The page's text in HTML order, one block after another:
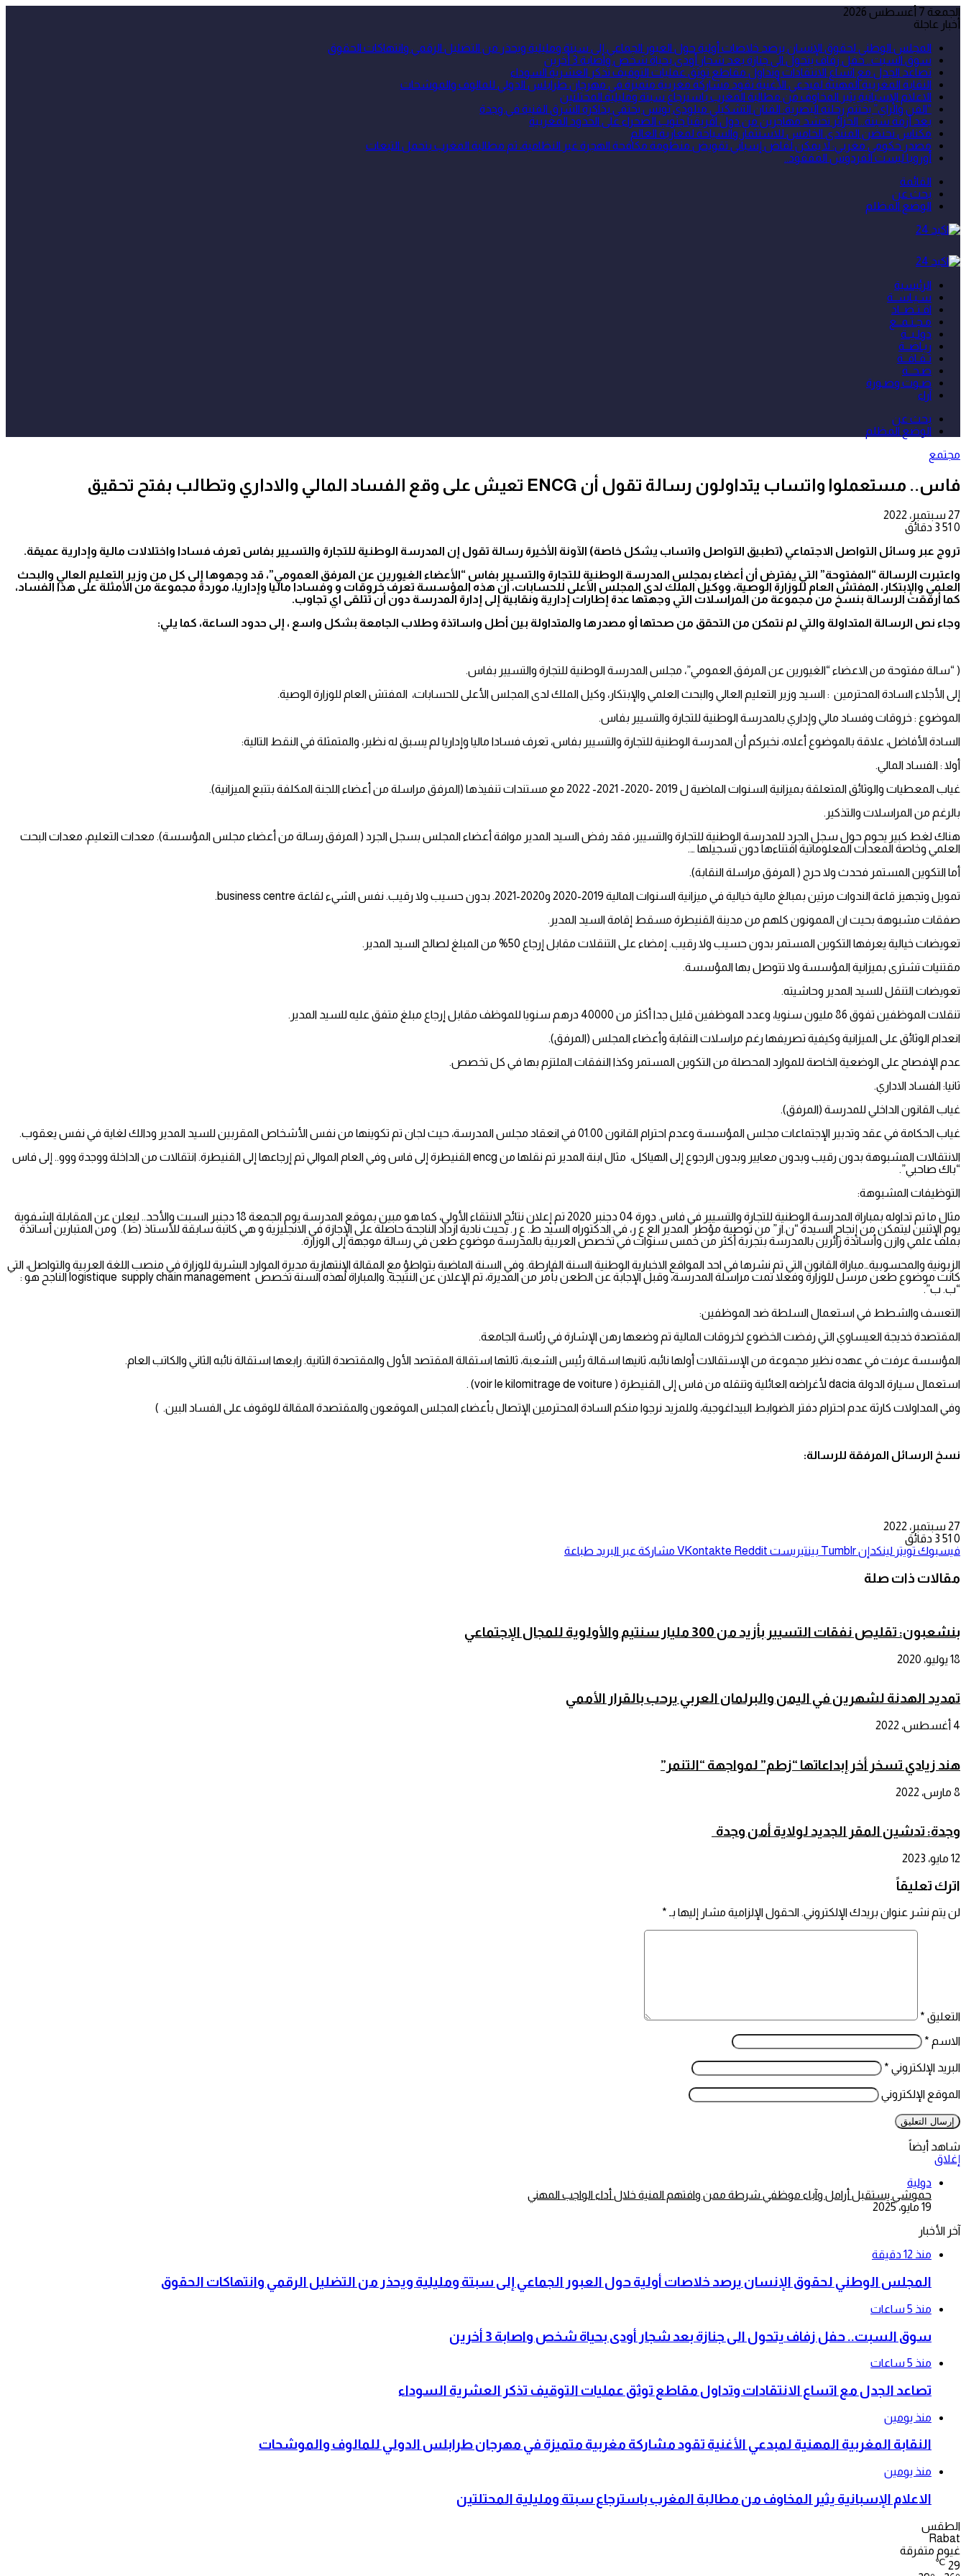
الجمعة 7 أغسطس 2026
أخبار عاجلة
المجلس الوطني لحقوق الإنسان يرصد خلاصات أولية حول العبور الجماعي إلى سبتة ومليلية ويحذر من التضليل الرقمي وانتهاكات الحقوق
سوق السبت.. حفل زفاف يتحول الى جنازة بعد شجار أودى بحياة شخص واصابة 3 أخرين
تصاعد الجدل مع اتساع الانتقادات وتداول مقاطع توثق عمليات التوقيف تذكر العشرية السوداء
النقابة المغربية المهنية لمبدعي الأغنية تقود مشاركة مغربية متميزة في مهرجان طرابلس الدولي للمالوف والموشحات
الاعلام الإسبانية يثير المخاوف من مطالبة المغرب باسترجاع سبتة ومليلية المحتلتين
“الفن والراي” يختتم رحلته البصرية: الفنان التشكيلي ميلودي يونس يحتفي بذاكرة الشرق الفنية في وجدة
بعد أزمة سبتة.. الجزائر تحشد مهاجرين من دول افريقيا جنوب الصحراء على الحدود المغربية
مكناس تحتضن المنتدى الخامس للاستثمار والسياحة لمغاربة العالم
مصدر حكومي مغربي: لا يمكن لقاض إسباني تقويض منظومة مكافحة الهجرة غير النظامية، ثم مطالبة المغرب بتحمل التبعات
أوروبا ليست الفردوس المفقود..
القائمة
بحث عن
الوضع المظلم
الرئيسية
سـيـاســة
اقـتـصــاد
مـجـتـمــع
دولـيــة
ريـاضــة
ثـقـافــة
صـحــة
صـوت وصـورة
آراء
بحث عن
الوضع المظلم
مجتمع
فاس.. مستعملوا واتساب يتداولون رسالة تقول أن ENCG تعيش على وقع الفساد المالي والاداري وتطالب بفتح تحقيق
27 سبتمبر، 2022
0
3 دقائق
تروج عبر وسائل التواصل الاجتماعي (تطبيق التواصل واتساب يشكل خاصة) الآونة الأخيرة رسالة تقول إن المدرسة الوطنية للتجارة والتسيير بفاس تعرف فسادا واختلالات مالية وإدارية عميقة.
واعتبرت الرسالة “المفتوحة” التي يفترض أن أعضاء بمجلس المدرسة الوطنية للتجارة والتسيير بفاس “الأعضاء الغيورين عن المرفق العمومي”، قد وجهوها إلى كل من وزير التعليم العالي والبحث
العلمي والإبتكار، المفتش العام للوزارة الوصية، ووكيل الملك لدى المجلس الأعلى للحسابات، أن هذه المؤسسة تعرف خروقات و وفسادا ماليا وإداريا، موردة مجموعة من الأمثلة على هذا الفساد،
كما أرفقت الرسالة بنسخ من مجموعة من المراسلات التي وجهتها عدة إطارات إدارية ونقابية إلى إدارة المدرسة دون أن تتلقى اي تجاوب.
وجاء نص الرسالة المتداولة والتي لم نتمكن من التحقق من صحتها أو مصدرها والمتداولة بين أطل واساتذة وطلاب الجامعة بشكل واسع ، إلى حدود الساعة، كما يلي:
( “سالة مفتوحة من الاعضاء “الغيورين عن المرفق العمومي”، مجلس المدرسة الوطنية للتجارة والتسيير بفاس.
إلى الأجلاء السادة المحترمين : السيد وزير التعليم العالي والبحث العلمي والإبتكار، وكيل الملك لدى المجلس الأعلى للحسابات، المفتش العام للوزارة الوصية.
الموضوع : خروقات وفساد مالي وإداري بالمدرسة الوطنية للتجارة والتسيير بفاس.
السادة الأفاضل، علاقة بالموضوع أعلاه، نخبركم أن المدرسة الوطنية للتجارة والتسيير بفاس، تعرف فسادا ماليا وإداريا لم يسبق له نظير، والمتمثلة في النقط التالية:
أولا : الفساد المالي.
غياب المعطيات والوثائق المتعلقة بميزانية السنوات الماضية ل 2019 -2020- 2021- 2022 مع مستندات تنفيذها (المرفق مراسلة من أعضاء اللجنة المكلفة بتتبع الميزانية).
بالرغم من المراسلات والتذكير.
هناك لغط كبير يحوم حول سجل الجرد للمدرسة الوطنية للتجارة والتسيير، فقد رفض السيد المدير موافة أعضاء المجلس بسجل الجرد ( المرفق رسالة من أعضاء مجلس المؤسسة). معدات التعليم، معدات البحت
العلمي وخاصة المعدات المعلوماتية اقتناءها دون تسجيلها ….
أما التكوين المستمر فحدث ولا حرج ( المرفق مراسلة النقابة).
تمويل وتجهيز قاعة الندوات مرتين بمبالغ مالية خيالية في ميزانية السنوات المالية 2019-2020 و2020-2021. بدون حسيب ولا رقيب. نفس الشيء لقاعة business centre.
صفقات مشبوهة بحيت ان الممونون كلهم من مدينة القنيطرة مسقط إقامة السيد المدير.
تعويضات خيالية يعرفها التكوين المستمر بدون حسيب ولا رقيب. إمضاء على التنقلات مقابل إرجاع 50% من المبلغ لصالح السيد المدير.
مقتنيات تشترى بميزانية المؤسسة ولا تتوصل بها المؤسسة.
تعويضات التنقل للسيد المدير وحاشيته.
تنقلات الموظفين تفوق 86 مليون سنويا، وعدد الموظفين قليل جدا أكثر من 40000 درهم سنويا للموظف مقابل إرجاع مبلغ متفق عليه للسيد المدير.
انعدام الوثائق على الميزانية وكيفية تصريفها رغم مراسلات النقابة وأعضاء المجلس (المرفق).
عدم الإفصاح على الوضعية الخاصة للموارد المحصلة من التكوين المستمر وكذا النفقات الملتزم بها في كل تخصص.
ثانيا: الفساد الاداري.
غياب القانون الداخلي للمدرسة (المرفق).
غياب الحكامة في عقد وتدبير الإجتماعات مجلس المؤسسة وعدم احترام القانون 01.00 في انعقاد مجلس المدرسة، حيث لجان تم تكوينها من نفس الأشخاص المقربين للسيد المدير ودالك لغاية في نفس يعقوب.
الانتقالات المشبوهة بدون رقيب وبدون معايير وبدون الرجوع إلى الهياكل، مثال ابنة المدير تم نقلها من encg القنيطرة إلى فاس وفي العام الموالي تم إرجاعها إلى القنيطرة. انتقالات من الداخلة ووجدة ووو.. إلى فاس
“باك صاحبي”.
التوظيفات المشبوهة:
مثال ما تم تداوله بمباراة المدرسة الوطنية للتجارة والتسيير في فاس. دورة 04 دجنبر 2020 تم إعلان نتائج الانتقاء الأولي، كما هو مبين بموقع المدرسة يوم الجمعة 18 دجنبر السبت والأحد.. ليعلن عن المقابلة الشفوية
يوم الإثنين ليتمكن من إنجاح السيدة “ن.از” من توصية مؤطر المدير الع ع ر، في الدكتوراه السيد ط. ع ر. بحيث نادية ازداد الناجحة حاصلة على الإجازة في الانجليزية و هي كاتبة سابقة للأستاذ (ط). ومن المتبارين أساتذة
بملف علمي وازن وأساتذة زائرين بالمدرسة بتجربة أكثر من خمس سنوات في تخصص العربية بالمدرسة موضوع طعن في رسالة موجهة إلى الوزارة.
الزبونية والمحسوبية…مباراة القانون التي تم نشرها في احد المواقع الاخبارية الوطنية السنة الفارطة. وفي السنة الماضية بتواطؤ مع المقالة الإنتهازية مديرة الموارد البشرية للوزارة في منصب اللغة العربية والتواصل، التي
كانت موضوع طعن مرسل للوزارة وفعلا تمت مراسلة المدرسة، وقبل الإجابة عن الطعن بأمر من المديرة، تم الإعلان عن النتيجة. والمباراة لهذه السنة تخصص logistique supply chain management الناجح هو :
“ب. ب”.
التعسف والشطط في استعمال السلطة ضد الموظفين:
المقتصدة خديجة العيساوي التي رفضت الخضوع لخروقات المالية تم وضعها رهن الإشارة في رئاسة الجامعة.
المؤسسة عرفت في عهده نظير مجموعة من الإستقالات أولها نائبه، ثانيها اسقالة رئيس الشعبة، ثالثها استقالة المقتصد الأول والمقتصدة الثانية. رابعها استقالة نائبه الثاني والكاتب العام.
استعمال سيارة الدولة dacia لأغراضه العائلية وتنقله من فاس إلى القنيطرة ( voir le kilomitrage de voiture) .
وفي المداولات كارثة عدم احترام دفتر الضوابط البيداغوجية، وللمزيد نرجوا منكم السادة المحترمين الإتصال بأعضاء المجلس الموقعون والمقتصدة المقالة للوقوف على الفساد البين. )
نسخ الرسائل المرفقة للرسالة:
27 سبتمبر، 2022
0
3 دقائق
فيسبوك تويتر لينكدإن بينتيريست مشاركة عبر البريد طباعة
مقالات ذات صلة
بنشعبون: تقليص نفقات التسيير بأزيد من 300 مليار سنتيم والأولوية للمجال الإجتماعي
18 يوليو، 2020
تمديد الهدنة لشهرين في اليمن والبرلمان العربي يرحب بالقرار الأممي
4 أغسطس، 2022
هند زيادي تسخر أخر إبداعاتها “زطم” لمواجهة “التنمر”
8 مارس، 2022
وجدة: تدشين المقر الجديد لولاية أمن وجدة
12 مايو، 2023
اترك تعليقاً
لن يتم نشر عنوان بريدك الإلكتروني.الحقول الإلزامية مشار إليها بـ *
التعليق *
الاسم *
البريد الإلكتروني *
الموقع الإلكتروني
شاهد أيضاً
إغلاق
دولية
حموشي يستقبل أرامل وآباء موظفي شرطة ممن وافتهم المنية خلال أداء الواجب المهني
19 مايو، 2025
آخر الأخبار
منذ 12 دقيقة
المجلس الوطني لحقوق الإنسان يرصد خلاصات أولية حول العبور الجماعي إلى سبتة ومليلية ويحذر من التضليل الرقمي وانتهاكات الحقوق
منذ 5 ساعات
سوق السبت.. حفل زفاف يتحول الى جنازة بعد شجار أودى بحياة شخص واصابة 3 أخرين
منذ 5 ساعات
تصاعد الجدل مع اتساع الانتقادات وتداول مقاطع توثق عمليات التوقيف تذكر العشرية السوداء
منذ يومين
النقابة المغربية المهنية لمبدعي الأغنية تقود مشاركة مغربية متميزة في مهرجان طرابلس الدولي للمالوف والموشحات
منذ يومين
الاعلام الإسبانية يثير المخاوف من مطالبة المغرب باسترجاع سبتة ومليلية المحتلتين
الطقس
Rabat
غيوم متفرقة
29
℃